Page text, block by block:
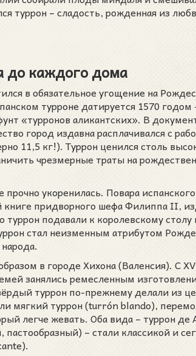
туррон – сладость, рожденная из
до каждого дома
в обязательное угощение на
турроне датируется 1570 годом
«турронов аликантских». В
город издавна расплачивался с
11,5 кг!). Туррон ценился столь
чрезмерные траты на
укоренилась. Повара
книге придворного шефа Филиппа II,
подавали к королевскому столу
стал неизменным атрибутом
в городе Хихона (Валенсия). С
занялись ремесленным
туррон по-прежнему делали из
мягкий туррон (turrón blando),
легче жевать. Оба вида – туррон де
– стали классикой и